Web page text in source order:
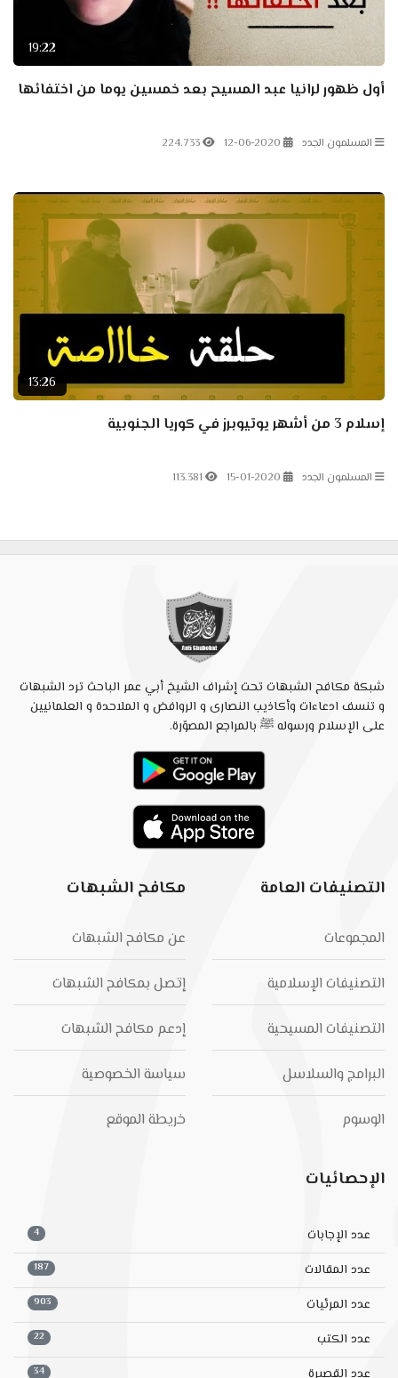
19:22
أول ظهور لرانيا عبد المسيح بعد خمسين يوما من اختفائها
المسلمون الجدد 12-06-2020
224.733
13:26
إسلام 3 من أشهر يوتيوبرز في كوريا الجنوبية
المسلمون الجدد 15-01-2020
113.381
شبكة مكافح الشبهات تحت إشراف الشيخ أبي عمر الباحث ترد الشبهات
و تنسف ادعاءات وأكاذيب النصارى و الروافض و الملاحدة و العلمانيين
على الإسلام ورسوله ﷺ بالمراجع المصوّرة.
التصنيفات العامة
المجموعات
التصنيفات الإسلامية
التصنيفات المسيحية
البرامج والسلاسل
الوسوم
مكافح الشبهات
عن مكافح الشبهات
إتصل بمكافح الشبهات
إدعم مكافح الشبهات
سياسة الخصوصية
خريطة الموقع
الإحصائيات
عدد الإجابات 4
عدد المقالات 187
عدد المرئيات 903
عدد الكتب 22
34